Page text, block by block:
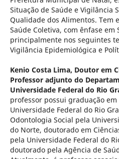
Situação de Saúde e Vigilância
Qualidade dos Alimentos. Tem
Saúde Coletiva, com ênfase em
principalmente nos seguintes
Vigilância Epidemiológica e
Kenio Costa Lima, Doutor em
Professor adjunto do
Universidade Federal do Rio
professor possui graduação
Universidade Federal do Rio
Odontologia Social pela
do Norte, doutorado em
pela Universidade Federal do
doutorado pela Agência de